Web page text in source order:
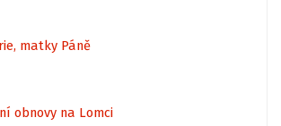
matky Páně
obnovy na Lomci